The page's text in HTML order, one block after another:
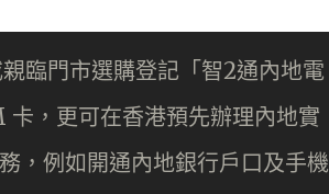
臨門市選購登記「智2通內地電
，更可在香港預先辦理內地實
，例如開通內地銀行戶口及手機